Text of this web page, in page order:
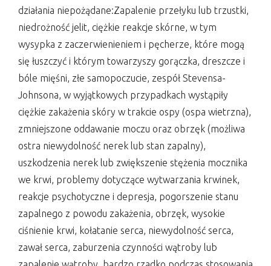
działania niepożądane:Zapalenie przełyku lub trzustki,
niedrożność jelit, ciężkie reakcje skórne, w tym
wysypka z zaczerwienieniem i pęcherze, które mogą
się łuszczyć i którym towarzyszy gorączka, dreszcze i
bóle mięśni, złe samopoczucie, zespół Stevensa-
Johnsona, w wyjątkowych przypadkach wystąpiły
ciężkie zakażenia skóry w trakcie ospy (ospa wietrzna),
zmniejszone oddawanie moczu oraz obrzęk (możliwa
ostra niewydolność nerek lub stan zapalny),
uszkodzenia nerek lub zwiększenie stężenia mocznika
we krwi, problemy dotyczące wytwarzania krwinek,
reakcje psychotyczne i depresja, pogorszenie stanu
zapalnego z powodu zakażenia, obrzęk, wysokie
ciśnienie krwi, kołatanie serca, niewydolność serca,
zawał serca, zaburzenia czynności wątroby lub